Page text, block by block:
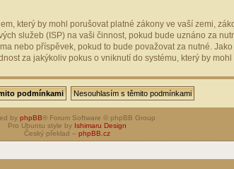
který by mohl porušovat platné zákony ve vaší zemi,
služeb (ISP) na vaši činnost, pokud bude uznáno za
nebo příspěvek, pokud to bude považovat za nutné.
za jakýkoliv pokus o vniknutí do systému, který by mohl
by phpBB® Forum Software © phpBB Group
Pro Ubuntu style by Ishimaru Design
Český překlad – phpBB.cz